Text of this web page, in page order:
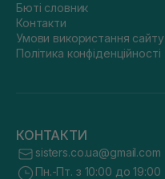
Бюті словник
Контакти
Умови використання сайту
Політика конфіденційності
КОНТАКТИ
sisters.co.ua@gmail.com
Пн.-Пт. з 10:00 до 19:00